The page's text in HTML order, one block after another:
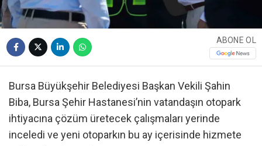
ABONE OL
Bursa Büyükşehir Belediyesi Başkan Vekili Şahin
Biba, Bursa Şehir Hastanesi’nin vatandaşın otopark
ihtiyacına çözüm üretecek çalışmaları yerinde
inceledi ve yeni otoparkın bu ay içerisinde hizmete